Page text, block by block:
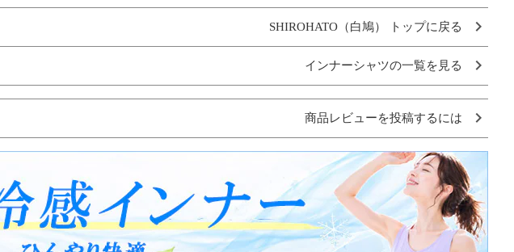
SHIROHATO（白鳩） トップに戻る
インナーシャツの一覧を見る
商品レビューを投稿するには